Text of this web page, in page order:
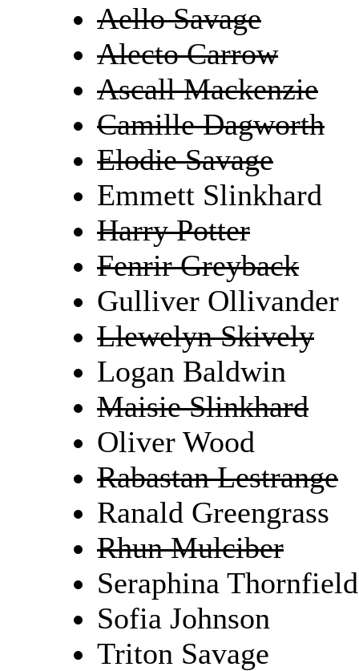
Aello Savage
Alecto Carrow
Ascall Mackenzie
Camille Dagworth
Elodie Savage
Emmett Slinkhard
Harry Potter
Fenrir Greyback
Gulliver Ollivander
Llewelyn Skively
Logan Baldwin
Maisie Slinkhard
Oliver Wood
Rabastan Lestrange
Ranald Greengrass
Rhun Mulciber
Seraphina Thornfield
Sofia Johnson
Triton Savage